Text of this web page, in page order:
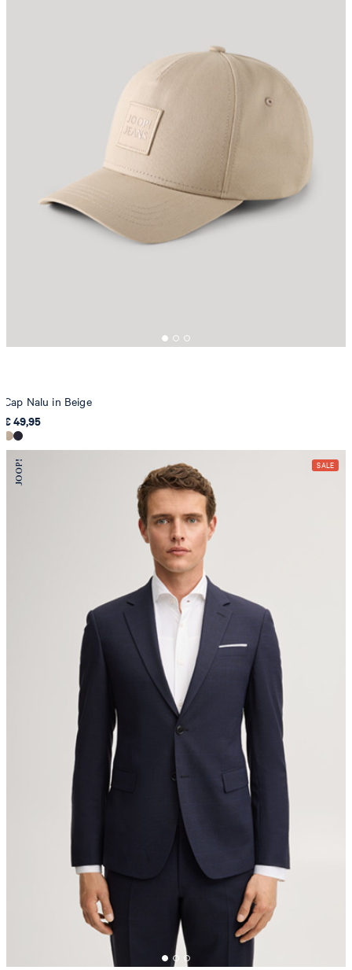
Cap Nalu in Beige
€ 49,95